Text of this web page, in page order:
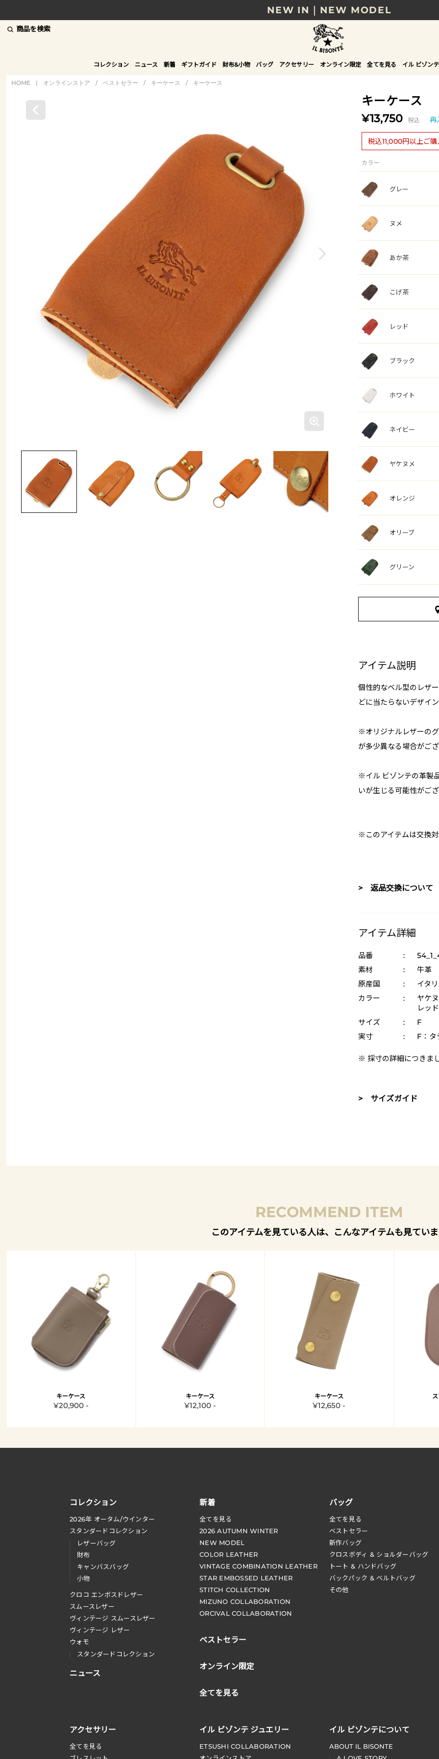
NEW IN｜NEW MODEL
8/17(月)10時まで｜税込11,000円以上で送料無
贈る相手やシーンから選べる、新しいギフトガ
NEW IN｜COLOR LEATHER
商品を検索
コレクション ニュース 新着 ギフトガイド 財布&小物 バッグ アクセサリー オンライン限定 全てを見る イル ビゾン
HOME | オンラインストア / ベストセラー / キーケース / キーケース
キーケース
¥13,750 税込 再
税込11,000円以上ご
カラー
グレー
ヌメ
あか茶
こげ茶
レッド
ブラック
ホワイト
ネイビー
ヤケヌメ
オレンジ
オリーブ
グリーン
アイテム説明
個性的なベル型のレザ
どに当たらないデザイ
※オリジナルレザーの
が多少異なる場合がご
※イル ビゾンテの革製
いが生じる可能性がご
※このアイテムは交換
> 返品交換について
アイテム詳細
品番 :
素材
:
牛革
原産国
:
イタ
カラー
:
ヤケ
レッ
サイズ
:
F
実寸
: F：タ
※ 採寸の詳細につきま
> サイズガイド
RECOMMEND ITEM
このアイテムを見ている人は、こんなアイテムも見てい
キーケース
¥20,900 -
キーケース
¥12,100 -
キーケース
¥12,650 -
コレクション
2026年 オータム/ウインター
スタンダードコレクション
レザーバッグ
財布
キャンバスバッグ
小物
クロコ エンボスドレザー
スムースレザー
ヴィンテージ スムースレザー
ヴィンテージ レザー
ウォモ
スタンダードコレクション
ニュース
新着
全てを見る
2026 AUTUMN WINTER
NEW MODEL
COLOR LEATHER
VINTAGE COMBINATION LEATHER
STAR EMBOSSED LEATHER
STITCH COLLECTION
MIZUNO COLLABORATION
ORCIVAL COLLABORATION
ベストセラー
オンライン限定
全てを見る
バッグ
全てを見る
ベストセラー
新作バッグ
クロスボディ & ショルダーバッグ
トート & ハンドバッグ
バックパック & ベルトバッグ
その他
アクセサリー
全てを見る
イル ビゾンテ ジュエリー
ETSUSHI COLLABORATION
イル ビゾンテについて
ABOUT IL BISONTE